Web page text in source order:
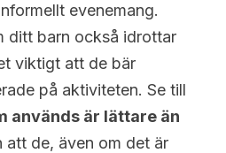
evenemang.
ditt barn också idrottar
viktigt att de bär
på aktiviteten. Se till
används är lättare än
att de, även om det är